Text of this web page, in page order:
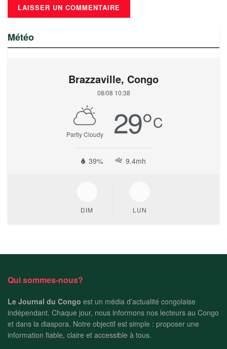
Météo
Brazzaville, Congo
08/08 10:38
Partly Cloudy 29°C
39% 9.4mh
DIM LUN
Qui sommes-nous?
Le Journal du Congo est un média d’actualité congolaise
indépendant. Chaque jour, nous informons nos lecteurs au Congo
et dans la diaspora. Notre objectif est simple : proposer une
information fiable, claire et accessible à tous.